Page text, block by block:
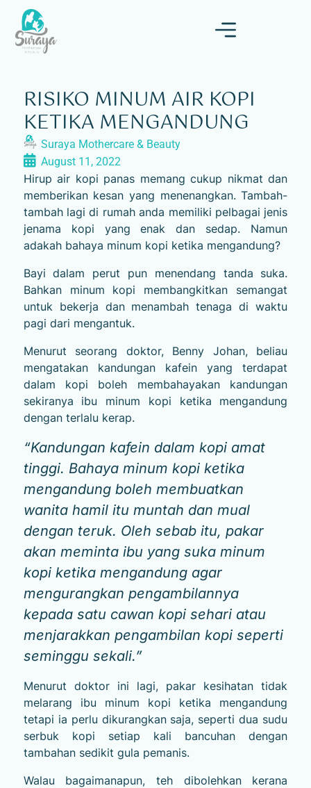
RISIKO MINUM AIR KOPI
KETIKA MENGANDUNG
Suraya Mothercare & Beauty
August 11, 2022
Hirup air kopi panas memang cukup nikmat dan
memberikan kesan yang menenangkan. Tambah-
tambah lagi di rumah anda memiliki pelbagai jenis
jenama kopi yang enak dan sedap. Namun
adakah bahaya minum kopi ketika mengandung?
Bayi dalam perut pun menendang tanda suka.
Bahkan minum kopi membangkitkan semangat
untuk bekerja dan menambah tenaga di waktu
pagi dari mengantuk.
Menurut seorang doktor, Benny Johan, beliau
mengatakan kandungan kafein yang terdapat
dalam kopi boleh membahayakan kandungan
sekiranya ibu minum kopi ketika mengandung
dengan terlalu kerap.
“Kandungan kafein dalam kopi amat
tinggi. Bahaya minum kopi ketika
mengandung boleh membuatkan
wanita hamil itu muntah dan mual
dengan teruk. Oleh sebab itu, pakar
akan meminta ibu yang suka minum
kopi ketika mengandung agar
mengurangkan pengambilannya
kepada satu cawan kopi sehari atau
menjarakkan pengambilan kopi seperti
seminggu sekali.”
Menurut doktor ini lagi, pakar kesihatan tidak
melarang ibu minum kopi ketika mengandung
tetapi ia perlu dikurangkan saja, seperti dua sudu
serbuk kopi setiap kali bancuhan dengan
tambahan sedikit gula pemanis.
Walau bagaimanapun, teh dibolehkan kerana